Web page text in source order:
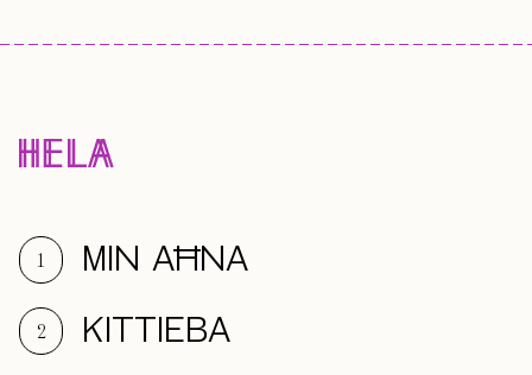
1 MIN AĦNA
2 KITTIEBA